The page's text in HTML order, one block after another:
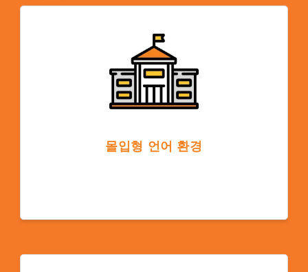
몰입형 언어 환경
사용 환경을 제공하여 더 빠르고 효과적인 학